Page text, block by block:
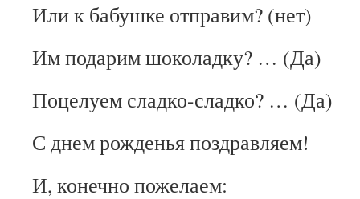
Или к бабушке отправим? (нет)
Им подарим шоколадку? … (Да)
Поцелуем сладко-сладко? … (Да)
С днем рожденья поздравляем!
И, конечно пожелаем: